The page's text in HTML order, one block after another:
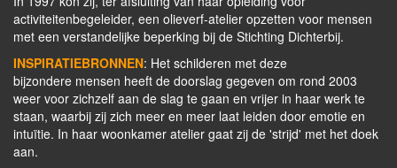
activiteitenbegeleider, een olieverf-atelier opzetten voor mensen
met een verstandelijke beperking bij de Stichting Dichterbij.
INSPIRATIEBRONNEN: Het schilderen met deze
bijzondere mensen heeft de doorslag gegeven om rond 2003
weer voor zichzelf aan de slag te gaan en vrijer in haar werk te
staan, waarbij zij zich meer en meer laat leiden door emotie en
intuïtie. In haar woonkamer atelier gaat zij de 'strijd' met het doek
aan.